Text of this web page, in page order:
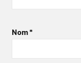
Nom*